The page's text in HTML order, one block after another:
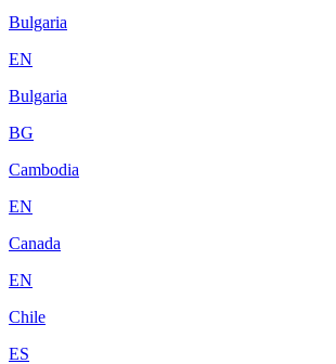
Bulgaria
EN
Bulgaria
BG
Cambodia
EN
Canada
EN
Chile
ES